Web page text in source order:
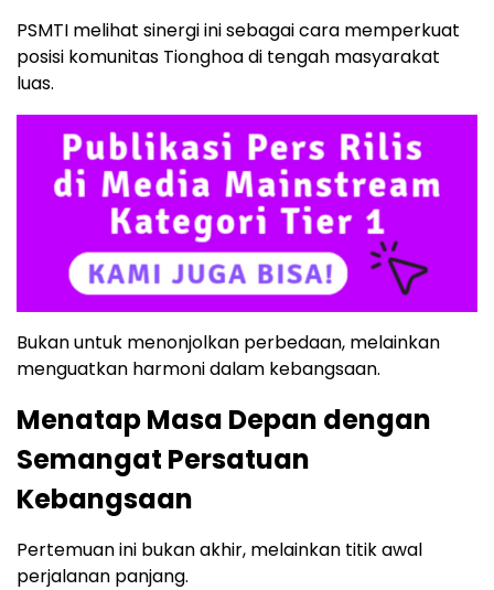
PSMTI melihat sinergi ini sebagai cara memperkuat
posisi komunitas Tionghoa di tengah masyarakat
luas.
Bukan untuk menonjolkan perbedaan, melainkan
menguatkan harmoni dalam kebangsaan.
Menatap Masa Depan dengan
Semangat Persatuan
Kebangsaan
Pertemuan ini bukan akhir, melainkan titik awal
perjalanan panjang.